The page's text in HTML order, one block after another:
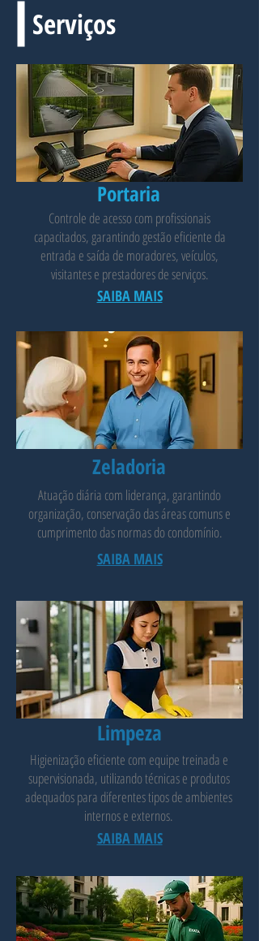
Serviços
Portaria
Controle de acesso com profissionais
capacitados, garantindo gestão eficiente da
entrada e saída de moradores, veículos,
visitantes e prestadores de serviços.
SAIBA MAIS
Zeladoria
Atuação diária com liderança, garantindo
organização, conservação das áreas comuns e
cumprimento das normas do condomínio.
SAIBA MAIS
Limpeza
Higienização eficiente com equipe treinada e
supervisionada, utilizando técnicas e produtos
adequados para diferentes tipos de ambientes
internos e externos.
SAIBA MAIS